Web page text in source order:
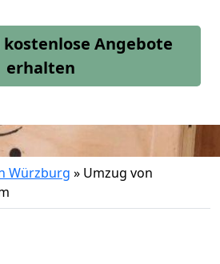
Angebote
erhalten
Würzburg » Umzug von